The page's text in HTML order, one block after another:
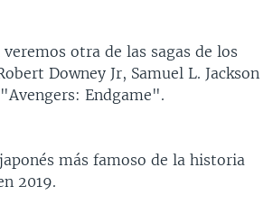
otra de las sagas de los
Downey Jr, Samuel L. Jackson
Endgame".
más famoso de la historia
2019.